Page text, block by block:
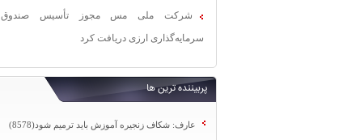
شرکت ملی مس مجوز تأسیس صندوق
سرمایه‌گذاری ارزی دریافت کرد
پربیننده ترین ها
عارف: شکاف زنجیره آموزش باید ترمیم شود(8578)